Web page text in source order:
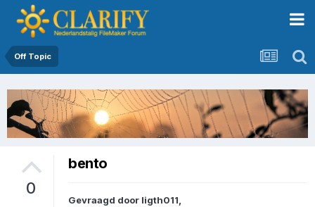
Off Topic
0
bento
Gevraagd door ligth011